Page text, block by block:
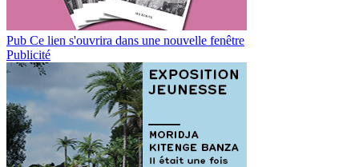
Pub Ce lien s'ouvrira dans une nouvelle fenêtre
Publicité